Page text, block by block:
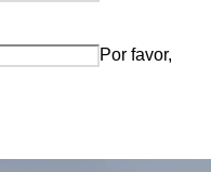
Por favor,